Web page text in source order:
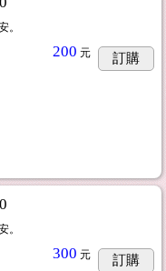
。
200 元 訂購
。
300 元 訂購